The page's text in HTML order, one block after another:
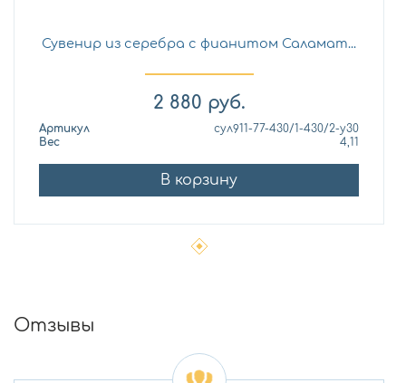
Сувенир из серебра с фианитом Саламат...
2 880 руб.
Артикул
сул911-77-430/1-430/2-у30
Вес
4,11
В корзину
Отзывы